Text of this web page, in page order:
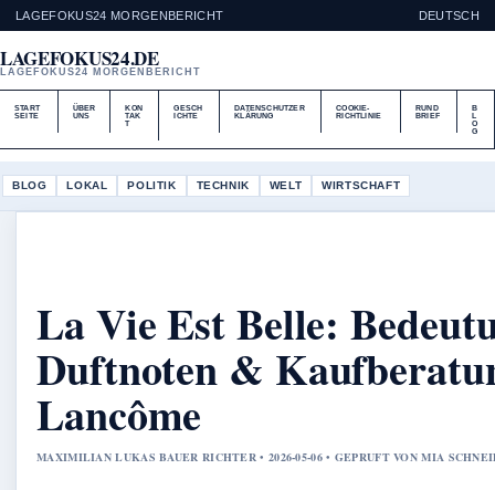
LAGEFOKUS24 MORGENBERICHT DEUTSCH
LAGEFOKUS24.DE
LAGEFOKUS24 MORGENBERICHT
START
SEITE
ÜBER
UNS
KON
TAK
T
GESCH
ICHTE
DATENSCHUTZER
KLÄRUNG
COOKIE-
RICHTLINIE
RUND
BRIEF
B
O
G
BLOG LOKAL POLITIK TECHNIK WELT WIRTSCHAFT
La Vie Est Belle:
Duftnoten &
Lancôme
MAXIMILIAN LUKAS BAUER RICHTER • 2026-05-06 • GEPRUFT VON MIA